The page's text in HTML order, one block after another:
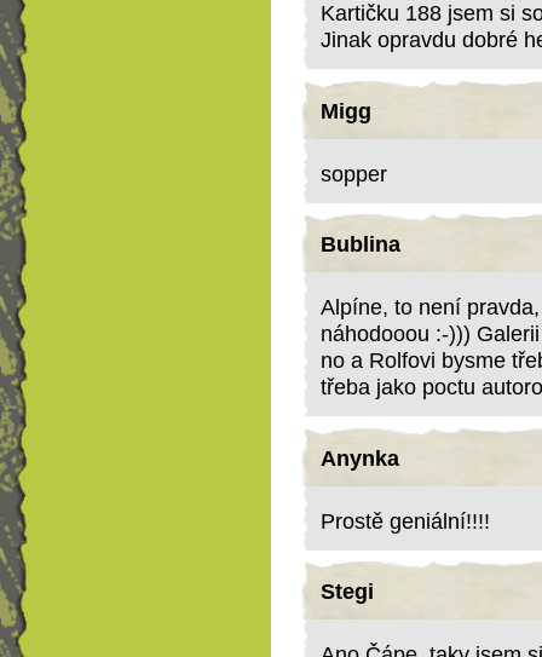
Kartičku 188 jsem si
Jinak opravdu dobré
Migg
sopper
Bublina
Alpíne, to není
náhodooou :-)))
no a Rolfovi bysme
třeba jako poctu
Anynka
Prostě geniální!!!!
Stegi